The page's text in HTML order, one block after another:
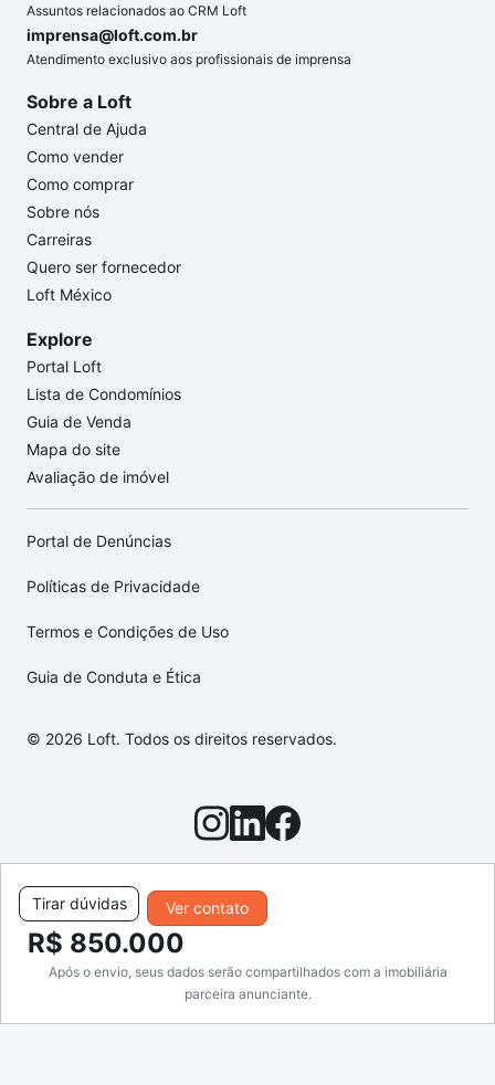
Ver contato
Tirar dúvidas
R$ 850.000
Após o envio, seus dados serão compartilhados com a imobiliária
parceira anunciante.
Assuntos relacionados ao CRM Loft
imprensa@loft.com.br
Atendimento exclusivo aos profissionais de imprensa
Sobre a Loft
Central de Ajuda
Como vender
Como comprar
Sobre nós
Carreiras
Quero ser fornecedor
Loft México
Explore
Portal Loft
Lista de Condomínios
Guia de Venda
Mapa do site
Avaliação de imóvel
Portal de Denúncias
Políticas de Privacidade
Termos e Condições de Uso
Guia de Conduta e Ética
© 2026 Loft. Todos os direitos reservados.